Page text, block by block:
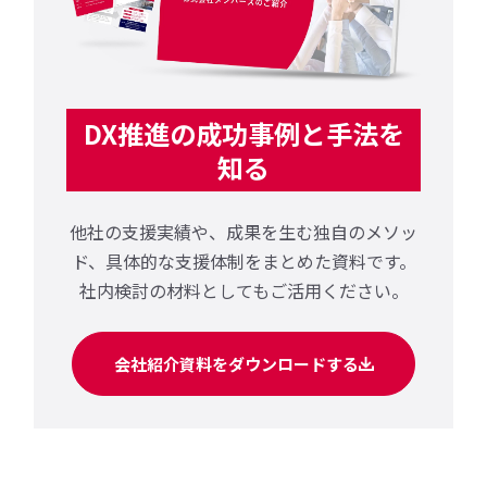
DX推進の成功事例と手法を
知る
他社の支援実績や、成果を生む独自のメソッ
ド、 具体的な支援体制をまとめた資料です。
社内検討の材料としてもご活用ください。
会社紹介資料をダウンロードする